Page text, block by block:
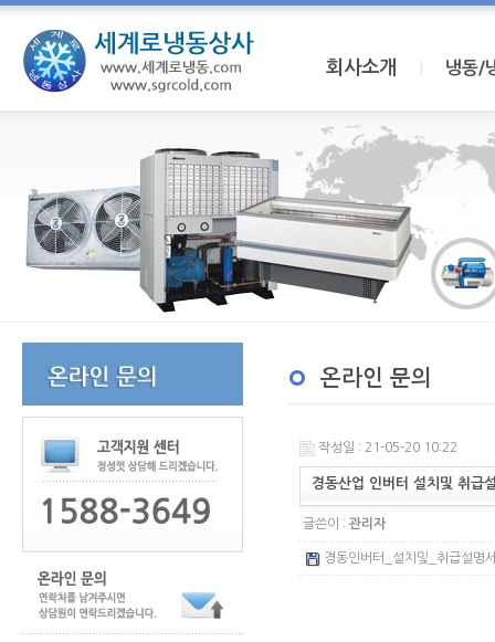
회사소개 냉동/
온라인 문의
작성일 : 21-05-20 10:22
경동산업 인버터 설치및 취급
글쓴이 : 관리자
경동인버터_설치및_취급설